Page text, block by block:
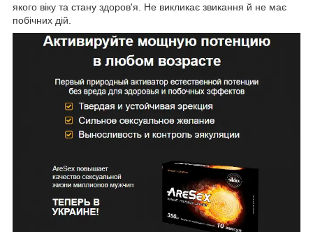
якого віку та стану здоров'я. Не викликає звикання й не має
побічних дій.